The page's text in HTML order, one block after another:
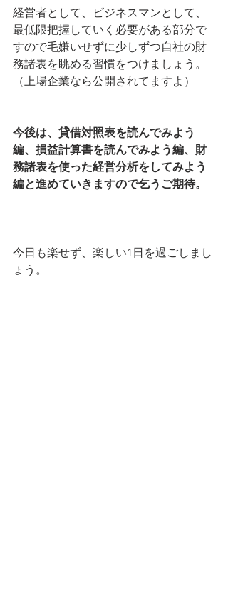
経営者として、ビジネスマンとして、
最低限把握していく必要がある部分で
すので毛嫌いせずに少しずつ自社の財
務諸表を眺める習慣をつけましょう。
（上場企業なら公開されてますよ）
今後は、貸借対照表を読んでみよう
編、損益計算書を読んでみよう編、財
務諸表を使った経営分析をしてみよう
編と進めていきますので乞うご期待。
今日も楽せず、楽しい1日を過ごしまし
ょう。